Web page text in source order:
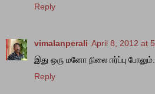
Reply
vimalanperali April 8, 2012 at
இது ஒரு மனோ நிலை ஈர்ப்பு போலும்.
Reply